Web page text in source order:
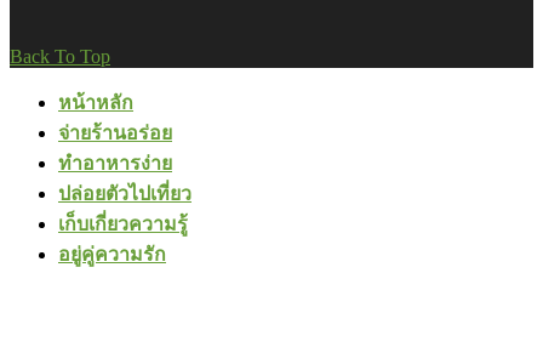
Back To Top
หน้าหลัก
จ่ายร้านอร่อย
ทำอาหารง่าย
ปล่อยตัวไปเที่ยว
เก็บเกี่ยวความรู้
อยู่คู่ความรัก